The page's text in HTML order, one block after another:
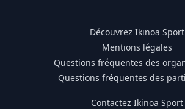
Découvrez Ikinoa Sport
Mentions légales
Questions fréquentes des
Questions fréquentes des
Contactez Ikinoa Sport